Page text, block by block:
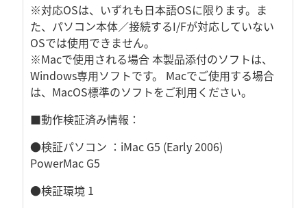
※対応OSは、いずれも日本語OSに限ります。ま
た、パソコン本体／接続するI/Fが対応していない
OSでは使用できません。
※Macで使用される場合 本製品添付のソフトは、
Windows専用ソフトです。 Macでご使用する場合
は、MacOS標準のソフトをご利用ください。
■動作検証済み情報：
●検証パソコン ：iMac G5 (Early 2006)
PowerMac G5
●検証環境 1